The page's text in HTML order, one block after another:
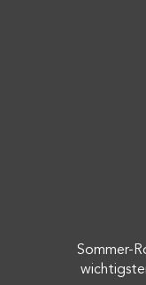
Sommer-